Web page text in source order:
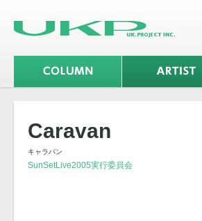
Caravan
キャラバン
SunSetLive2005実行委員会